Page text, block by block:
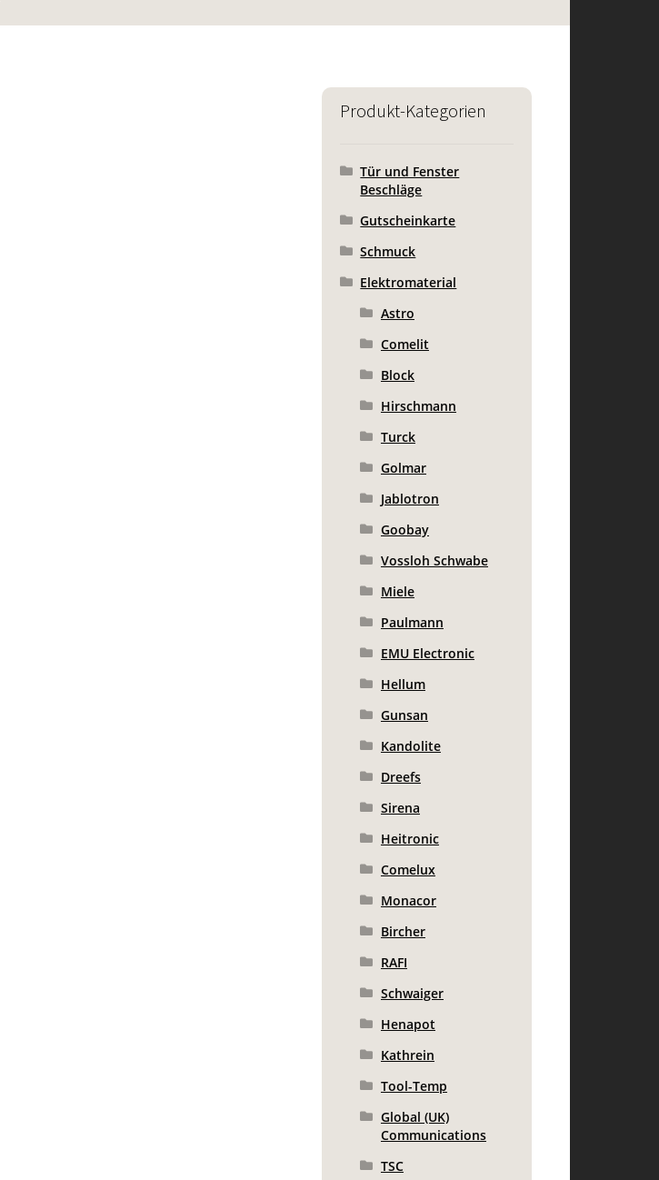
Produkt-Kategorien
Tür und Fenster
Beschläge
Gutscheinkarte
Schmuck
Elektromaterial
Astro
Comelit
Block
Hirschmann
Turck
Golmar
Jablotron
Goobay
Vossloh Schwabe
Miele
Paulmann
EMU Electronic
Hellum
Gunsan
Kandolite
Dreefs
Sirena
Heitronic
Comelux
Monacor
Bircher
RAFI
Schwaiger
Henapot
Kathrein
Tool-Temp
Global (UK)
Communications
TSC